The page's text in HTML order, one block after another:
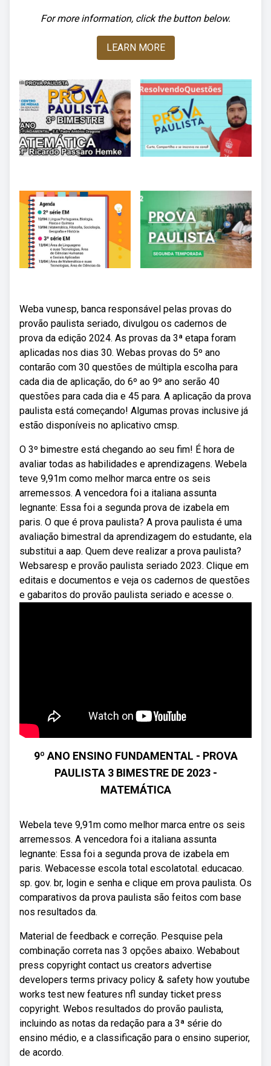
For more information, click the button below.
LEARN MORE
Weba vunesp, banca responsável pelas provas do
provão paulista seriado, divulgou os cadernos de
prova da edição 2024. As provas da 3ª etapa foram
aplicadas nos dias 30. Webas provas do 5º ano
contarão com 30 questões de múltipla escolha para
cada dia de aplicação, do 6º ao 9º ano serão 40
questões para cada dia e 45 para. A aplicação da prova
paulista está começando! Algumas provas inclusive já
estão disponíveis no aplicativo cmsp.
O 3º bimestre está chegando ao seu fim! É hora de
avaliar todas as habilidades e aprendizagens. Webela
teve 9,91m como melhor marca entre os seis
arremessos. A vencedora foi a italiana assunta
legnante: Essa foi a segunda prova de izabela em
paris. O que é prova paulista? A prova paulista é uma
avaliação bimestral da aprendizagem do estudante, ela
substitui a aap. Quem deve realizar a prova paulista?
Websaresp e provão paulista seriado 2023. Clique em
editais e documentos e veja os cadernos de questões
e gabaritos do provão paulista seriado e acesse o.
9º ANO ENSINO FUNDAMENTAL - PROVA
PAULISTA 3 BIMESTRE DE 2023 -
MATEMÁTICA
Webela teve 9,91m como melhor marca entre os seis
arremessos. A vencedora foi a italiana assunta
legnante: Essa foi a segunda prova de izabela em
paris. Webacesse escola total escolatotal. educacao.
sp. gov. br, login e senha e clique em prova paulista. Os
comparativos da prova paulista são feitos com base
nos resultados da.
Material de feedback e correção. Pesquise pela
combinação correta nas 3 opções abaixo. Webabout
press copyright contact us creators advertise
developers terms privacy policy & safety how youtube
works test new features nfl sunday ticket press
copyright. Webos resultados do provão paulista,
incluindo as notas da redação para a 3ª série do
ensino médio, e a classificação para o ensino superior,
de acordo.